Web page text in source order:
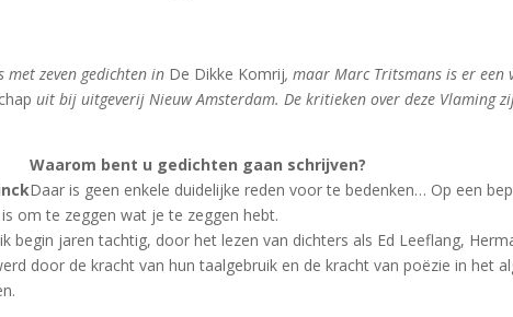
met zeven gedichten in De Dikke Komrij, maar Marc Tritsmans is er een
uit bij uitgeverij Nieuw Amsterdam. De kritieken over deze Vlaming
Waarom bent u gedichten gaan schrijven?
Daar is geen enkele duidelijke reden voor te bedenken… Op een
om te zeggen wat je te zeggen hebt.
begin jaren tachtig, door het lezen van dichters als Ed Leeflang,
door de kracht van hun taalgebruik en de kracht van poëzie in het